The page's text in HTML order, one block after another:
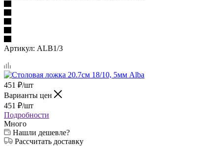
Артикул: ALB1/3
451 ₽/шт
Варианты цен
451 ₽/шт
Подробности
Много
Нашли дешевле?
Рассчитать доставку